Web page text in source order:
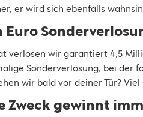
er wird sich ebenfalls
Euro
verlosen wir garantiert 4,5
Sonderverlosung, bei der
wir bald vor deiner Tür? Viel
Zweck gewinnt